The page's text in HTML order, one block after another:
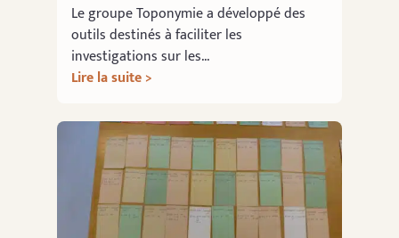
Le groupe Toponymie a développé des
outils destinés à faciliter les
investigations sur les...
Lire la suite >